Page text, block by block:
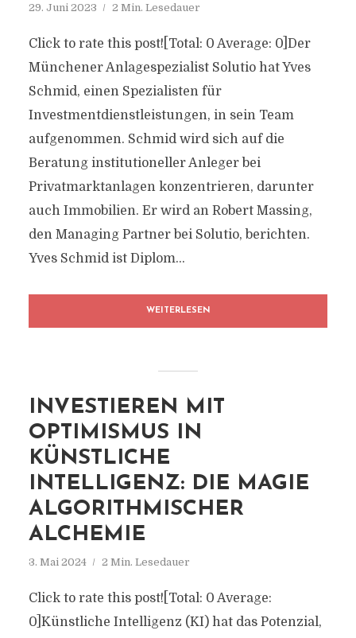
29. Juni 2023 2 Min. Lesedauer
Click to rate this post![Total: 0 Average: 0]Der
Münchener Anlagespezialist Solutio hat Yves
Schmid, einen Spezialisten für
Investmentdienstleistungen, in sein Team
aufgenommen. Schmid wird sich auf die
Beratung institutioneller Anleger bei
Privatmarktanlagen konzentrieren, darunter
auch Immobilien. Er wird an Robert Massing,
den Managing Partner bei Solutio, berichten.
Yves Schmid ist Diplom...
WEITERLESEN
INVESTIEREN MIT
OPTIMISMUS IN
KÜNSTLICHE
INTELLIGENZ: DIE MAGIE
ALGORITHMISCHER
ALCHEMIE
3. Mai 2024 2 Min. Lesedauer
Click to rate this post![Total: 0 Average:
0]Künstliche Intelligenz (KI) hat das Potenzial,